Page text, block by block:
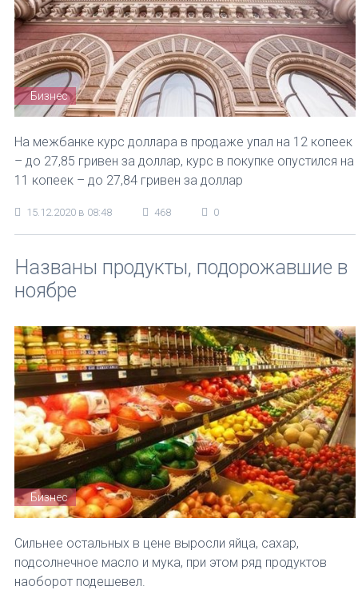
Бизнес
На межбанке курс доллара в продаже упал на 12 копеек
– до 27,85 гривен за доллар, курс в покупке опустился на
11 копеек – до 27,84 гривен за доллар
15.12.2020 в 08:48 468 0
Названы продукты, подорожавшие в
ноябре
Бизнес
Сильнее остальных в цене выросли яйца, сахар,
подсолнечное масло и мука, при этом ряд продуктов
наоборот подешевел.